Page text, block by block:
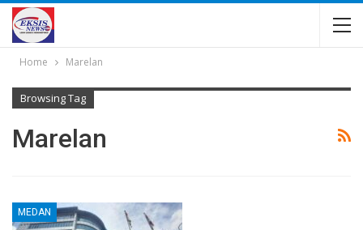
Home Marelan
Browsing Tag
Marelan
MEDAN